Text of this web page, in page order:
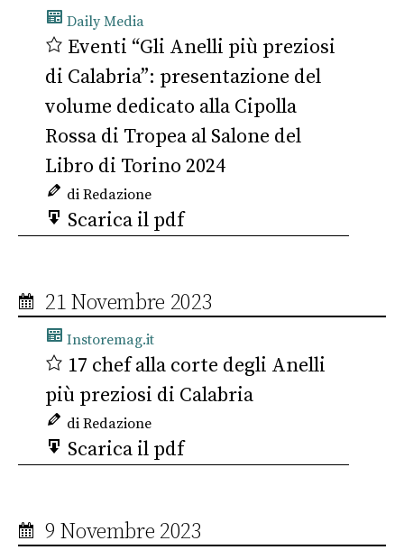
Daily Media
Eventi “Gli Anelli più preziosi
di Calabria”: presentazione del
volume dedicato alla Cipolla
Rossa di Tropea al Salone del
Libro di Torino 2024
di Redazione
Scarica il pdf
21 Novembre 2023
Instoremag.it
17 chef alla corte degli Anelli
più preziosi di Calabria
di Redazione
Scarica il pdf
9 Novembre 2023